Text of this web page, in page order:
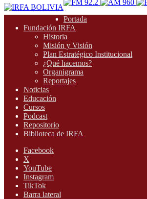
Portada
Fundación IRFA
Historia
Misión y Visión
Plan Estratégico Institucional
¿Qué hacemos?
Organigrama
Reportajes
Noticias
Educación
Cursos
Podcast
Repositorio
Biblioteca de IRFA
Facebook
X
YouTube
Instagram
TikTok
Barra lateral